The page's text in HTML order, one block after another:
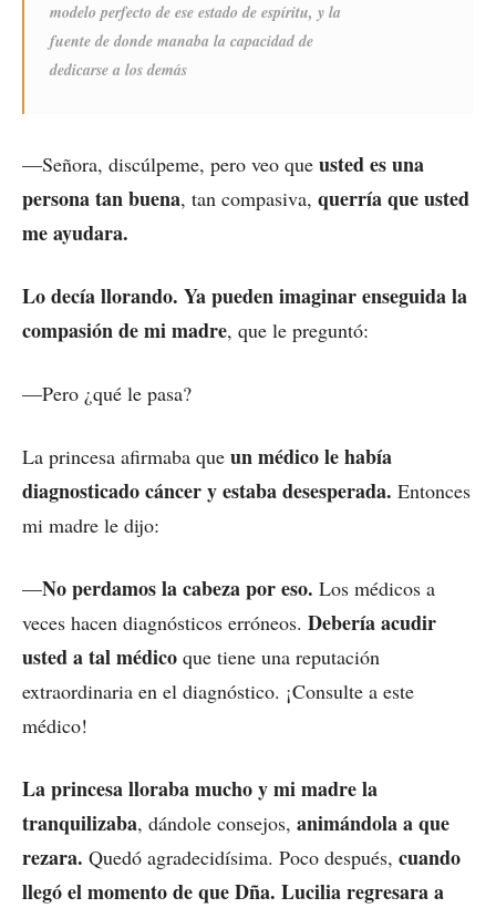
modelo perfecto de ese estado de espíritu, y la
fuente de donde manaba la capacidad de
dedicarse a los demás
—Señora, discúlpeme, pero veo que usted es una
persona tan buena, tan compasiva, querría que usted
me ayudara.
Lo decía llorando. Ya pueden imaginar enseguida la
compasión de mi madre, que le preguntó:
—Pero ¿qué le pasa?
La princesa afirmaba que un médico le había
diagnosticado cáncer y estaba desesperada. Entonces
mi madre le dijo:
—No perdamos la cabeza por eso. Los médicos a
veces hacen diagnósticos erróneos. Debería acudir
usted a tal médico que tiene una reputación
extraordinaria en el diagnóstico. ¡Consulte a este
médico!
La princesa lloraba mucho y mi madre la
tranquilizaba, dándole consejos, animándola a que
rezara. Quedó agradecidísima. Poco después, cuando
llegó el momento de que Dña. Lucilia regresara a